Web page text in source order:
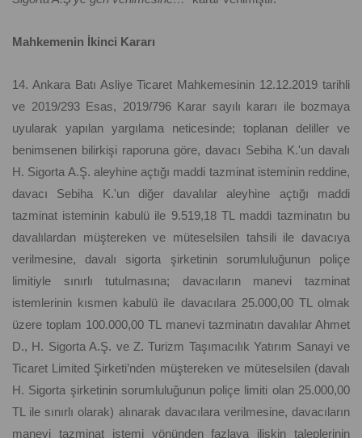
Mahkemenin İkinci Kararı
14. Ankara Batı Asliye Ticaret Mahkemesinin 12.12.2019 tarihli
ve 2019/293 Esas, 2019/796 Karar sayılı kararı ile bozmaya
uyularak yapılan yargılama neticesinde; toplanan deliller ve
benimsenen bilirkişi raporuna göre, davacı Sebiha K.'un davalı
H. Sigorta A.Ş. aleyhine açtığı maddi tazminat isteminin reddine,
davacı Sebiha K.'un diğer davalılar aleyhine açtığı maddi
tazminat isteminin kabulü ile 9.519,18 TL maddi tazminatın bu
davalılardan müştereken ve müteselsilen tahsili ile davacıya
verilmesine, davalı sigorta şirketinin sorumluluğunun poliçe
limitiyle sınırlı tutulmasına; davacıların manevi tazminat
istemlerinin kısmen kabulü ile davacılara 25.000,00 TL olmak
üzere toplam 100.000,00 TL manevi tazminatın davalılar Ahmet
D., H. Sigorta A.Ş. ve Z. Turizm Taşımacılık Yatırım Sanayi ve
Ticaret Limited Şirketi’nden müştereken ve müteselsilen (davalı
H. Sigorta şirketinin sorumluluğunun poliçe limiti olan 25.000,00
TL ile sınırlı olarak) alınarak davacılara verilmesine, davacıların
manevi tazminat istemi yönünden fazlaya ilişkin taleplerinin